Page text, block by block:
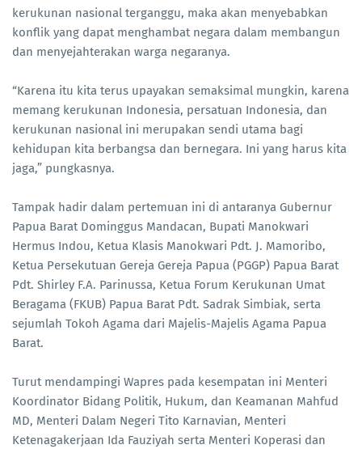
kerukunan nasional terganggu, maka akan menyebabkan
konflik yang dapat menghambat negara dalam membangun
dan menyejahterakan warga negaranya.
“Karena itu kita terus upayakan semaksimal mungkin, karena
memang kerukunan Indonesia, persatuan Indonesia, dan
kerukunan nasional ini merupakan sendi utama bagi
kehidupan kita berbangsa dan bernegara. Ini yang harus kita
jaga,” pungkasnya.
Tampak hadir dalam pertemuan ini di antaranya Gubernur
Papua Barat Dominggus Mandacan, Bupati Manokwari
Hermus Indou, Ketua Klasis Manokwari Pdt. J. Mamoribo,
Ketua Persekutuan Gereja Gereja Papua (PGGP) Papua Barat
Pdt. Shirley F.A. Parinussa, Ketua Forum Kerukunan Umat
Beragama (FKUB) Papua Barat Pdt. Sadrak Simbiak, serta
sejumlah Tokoh Agama dari Majelis-Majelis Agama Papua
Barat.
Turut mendampingi Wapres pada kesempatan ini Menteri
Koordinator Bidang Politik, Hukum, dan Keamanan Mahfud
MD, Menteri Dalam Negeri Tito Karnavian, Menteri
Ketenagakerjaan Ida Fauziyah serta Menteri Koperasi dan